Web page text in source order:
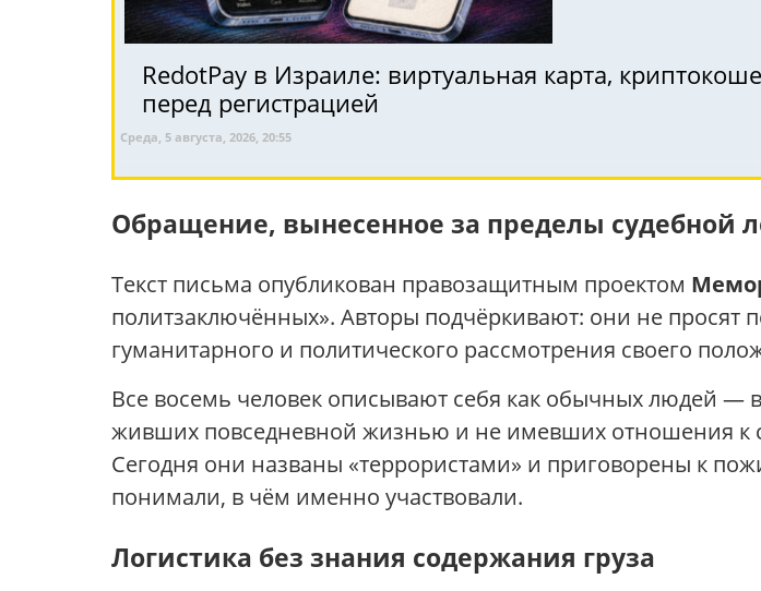
RedotPay в Израиле: виртуальная карта,
перед регистрацией
Среда, 5 августа, 2026, 20:55
Обращение, вынесенное за пределы судебной
Текст письма опубликован правозащитным проектом
политзаключённых». Авторы подчёркивают: они не просят
гуманитарного и политического рассмотрения своего
Все восемь человек описывают себя как обычных людей —
живших повседневной жизнью и не имевших отношения к
Сегодня они названы «террористами» и приговорены к
понимали, в чём именно участвовали.
Логистика без знания содержания груза